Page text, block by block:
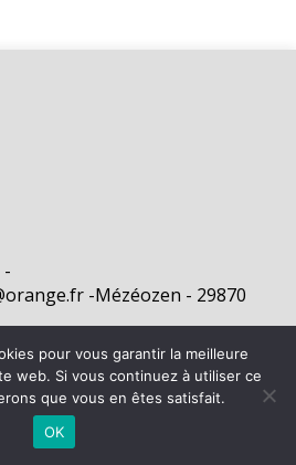
-
-Mézéozen - 29870
Abers | Site internet réalisé par
LÉGALES
pour vous garantir la meilleure
web. Si vous continuez à utiliser ce
que vous en êtes satisfait.
OK